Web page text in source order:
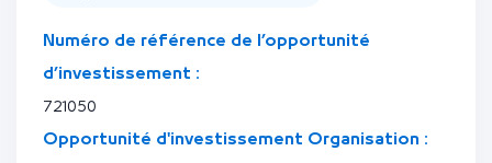
Numéro de référence de l’opportunité
d’investissement :
721050
Opportunité d'investissement Organisation :